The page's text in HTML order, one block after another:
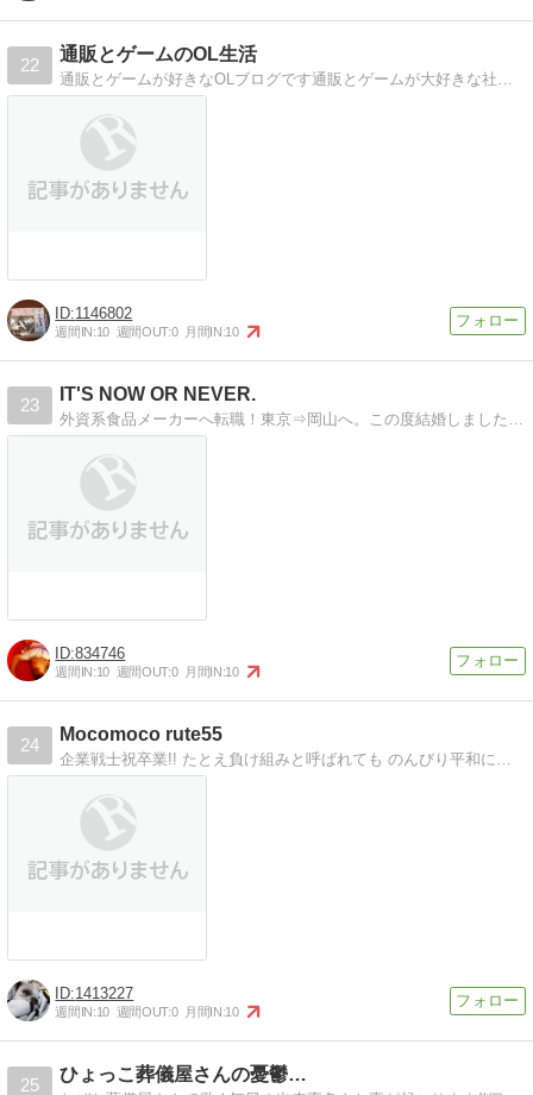
22
通販とゲームのOL生活
通販とゲームが好きなOLブログです通販とゲームが大好きな社会人4年目のOLブログです。
1146802
週間IN:10 週間OUT:0 月間IN:10
23
IT'S NOW OR NEVER.
外資系食品メーカーへ転職！東京⇒岡山へ。この度結婚しました。海外再進出を目指す２８歳ＯＬです。
834746
週間IN:10 週間OUT:0 月間IN:10
24
Mocomoco rute55
企業戦士祝卒業!! たとえ負け組みと呼ばれても のんびり平和にすごしたい!!
1413227
週間IN:10 週間OUT:0 月間IN:10
25
ひょっこ葬儀屋さんの憂鬱…